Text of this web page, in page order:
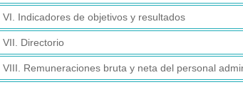
VI. Indicadores de objetivos y resultados
VII. Directorio
VIII. Remuneraciones bruta y neta del personal